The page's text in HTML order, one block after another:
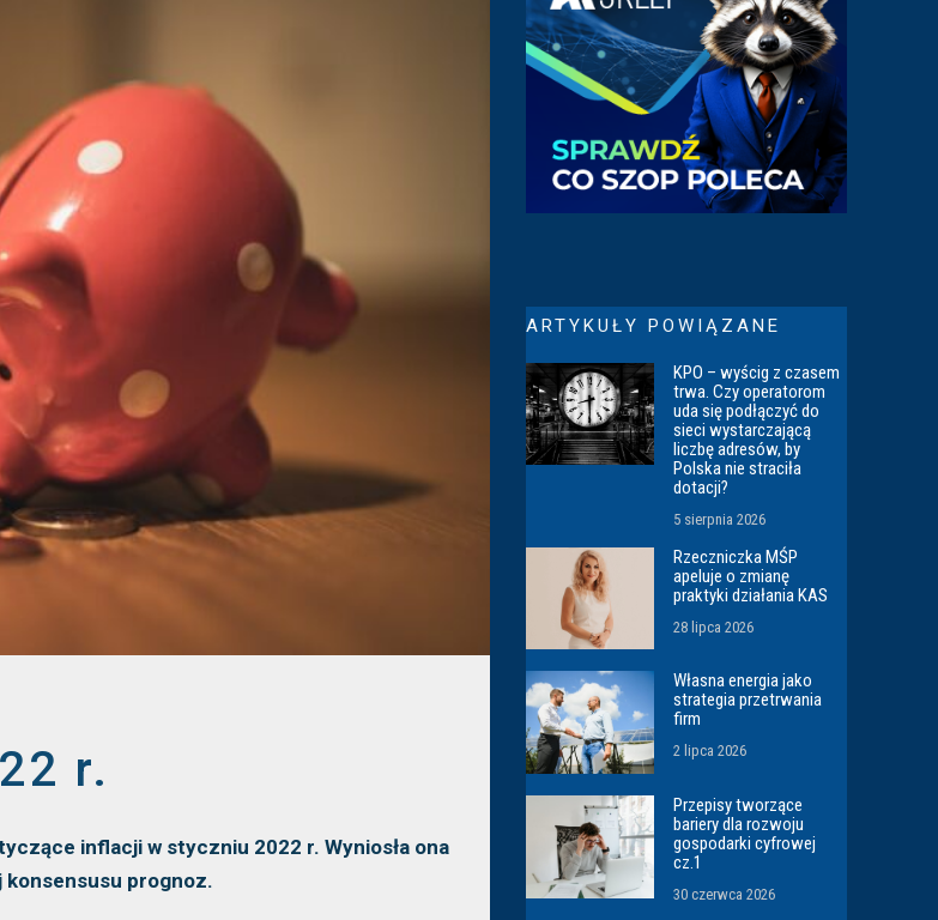
r.
inflacji w styczniu 2022 r. Wyniosła ona
konsensusu prognoz.
ARTYKUŁY POWIĄZANE
KPO – wyścig z czasem
trwa. Czy operatorom
uda się podłączyć do
sieci wystarczającą
liczbę adresów, by
Polska nie straciła
dotacji?
5 sierpnia 2026
Rzeczniczka MŚP
apeluje o zmianę
praktyki działania KAS
28 lipca 2026
Własna energia jako
strategia przetrwania
firm
2 lipca 2026
Przepisy tworzące
bariery dla rozwoju
gospodarki cyfrowej
cz.1
30 czerwca 2026